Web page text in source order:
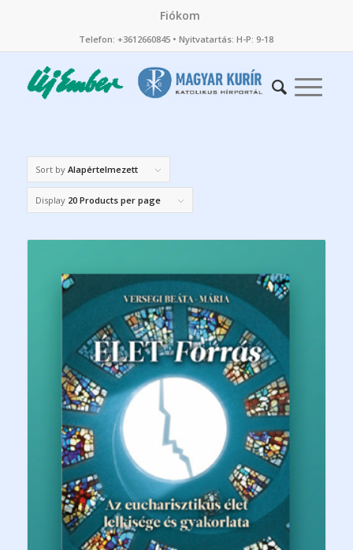
Fiókom
Telefon: +3612660845 • Nyitvatartás: H-P: 9-18
Sort by Alapértelmezett
Display 20 Products per page